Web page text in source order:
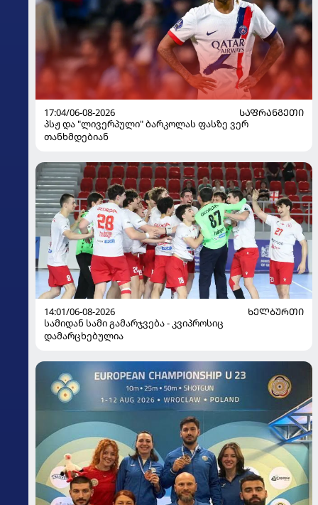
17:04/06-08-2026
ᲡᲐᲤᲠᲐᲜᲒᲔᲗᲘ
პსჟ და "ლივერპული" ბარკოლას ფასზე ვერ
თანხმდებიან
14:01/06-08-2026
ᲮᲔᲚᲑᲣᲠᲗᲘ
სამიდან სამი გამარჯვება - კვიპროსიც
დამარცხებულია